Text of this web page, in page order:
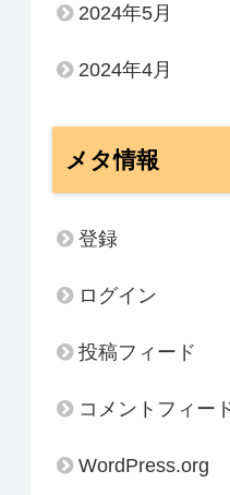
2024年5月
2024年4月
メタ情報
登録
ログイン
投稿フィード
コメントフィー
WordPress.org